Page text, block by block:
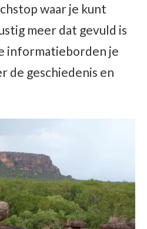
waar je kunt
meer dat gevuld is
informatieborden je
de geschiedenis en